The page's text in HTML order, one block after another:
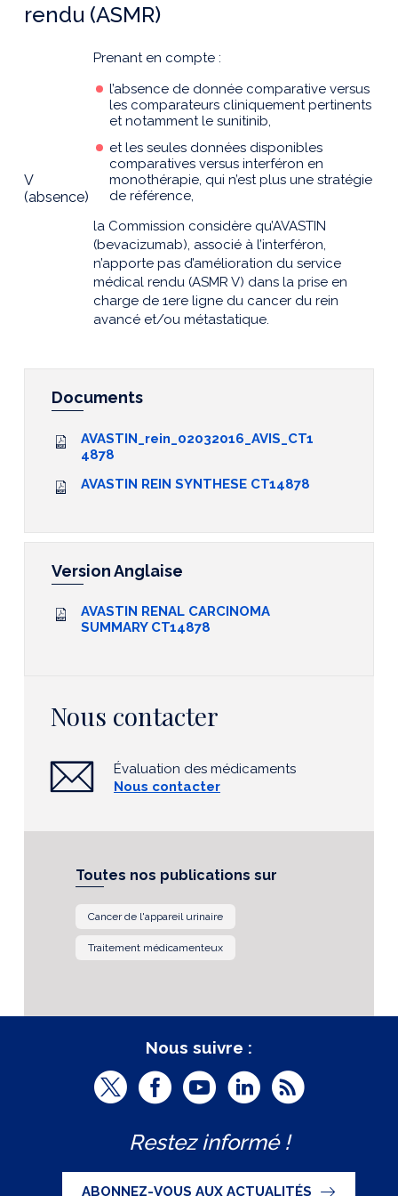
rendu (ASMR)
V
(absence)
Prenant en compte :
l’absence de donnée comparative versus
les comparateurs cliniquement pertinents
et notamment le sunitinib,
et les seules données disponibles
comparatives versus interféron en
monothérapie, qui n’est plus une stratégie
de référence,
la Commission considère qu’AVASTIN
(bevacizumab), associé à l’interféron,
n’apporte pas d’amélioration du service
médical rendu (ASMR V) dans la prise en
charge de 1ere ligne du cancer du rein
avancé et/ou métastatique.
Documents
AVASTIN_rein_02032016_AVIS_CT1
4878
AVASTIN REIN SYNTHESE CT14878
Version Anglaise
AVASTIN RENAL CARCINOMA
SUMMARY CT14878
Nous contacter
Évaluation des médicaments
Nous contacter
Toutes nos publications sur
Cancer de l'appareil urinaire
Traitement médicamenteux
Nous suivre :
T
i
t
F
c
e
Y
u
t
L
n
k
R
Restez informé !
ABONNEZ-VOUS AUX ACTUALITÉS